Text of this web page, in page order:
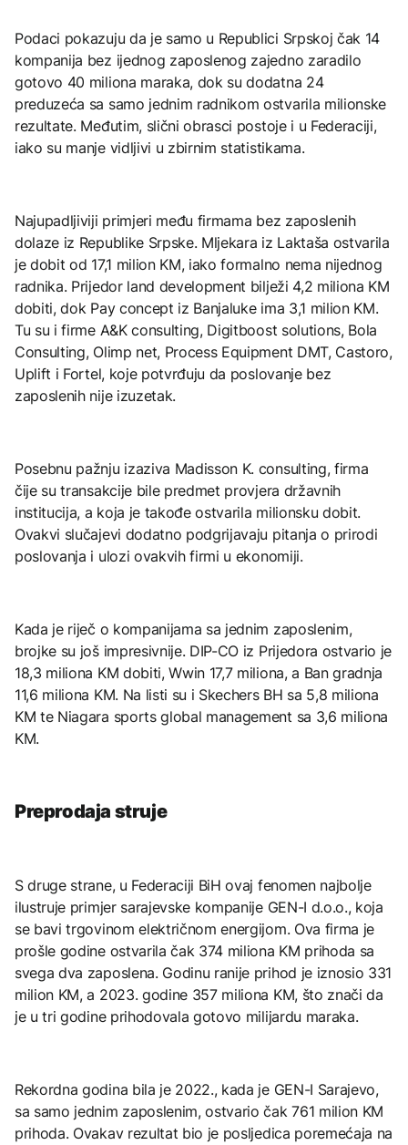
Podaci pokazuju da je samo u Republici Srpskoj čak 14
kompanija bez ijednog zaposlenog zajedno zaradilo
gotovo 40 miliona maraka, dok su dodatna 24
preduzeća sa samo jednim radnikom ostvarila milionske
rezultate. Međutim, slični obrasci postoje i u Federaciji,
iako su manje vidljivi u zbirnim statistikama.
Najupadljiviji primjeri među firmama bez zaposlenih
dolaze iz Republike Srpske. Mljekara iz Laktaša ostvarila
je dobit od 17,1 milion KM, iako formalno nema nijednog
radnika. Prijedor land development bilježi 4,2 miliona KM
dobiti, dok Pay concept iz Banjaluke ima 3,1 milion KM.
Tu su i firme A&K consulting, Digitboost solutions, Bola
Consulting, Olimp net, Process Equipment DMT, Castoro,
Uplift i Fortel, koje potvrđuju da poslovanje bez
zaposlenih nije izuzetak.
Posebnu pažnju izaziva Madisson K. consulting, firma
čije su transakcije bile predmet provjera državnih
institucija, a koja je takođe ostvarila milionsku dobit.
Ovakvi slučajevi dodatno podgrijavaju pitanja o prirodi
poslovanja i ulozi ovakvih firmi u ekonomiji.
Kada je riječ o kompanijama sa jednim zaposlenim,
brojke su još impresivnije. DIP-CO iz Prijedora ostvario je
18,3 miliona KM dobiti, Wwin 17,7 miliona, a Ban gradnja
11,6 miliona KM. Na listi su i Skechers BH sa 5,8 miliona
KM te Niagara sports global management sa 3,6 miliona
KM.
Preprodaja struje
S druge strane, u Federaciji BiH ovaj fenomen najbolje
ilustruje primjer sarajevske kompanije GEN-I d.o.o., koja
se bavi trgovinom električnom energijom. Ova firma je
prošle godine ostvarila čak 374 miliona KM prihoda sa
svega dva zaposlena. Godinu ranije prihod je iznosio 331
milion KM, a 2023. godine 357 miliona KM, što znači da
je u tri godine prihodovala gotovo milijardu maraka.
Rekordna godina bila je 2022., kada je GEN-I Sarajevo,
sa samo jednim zaposlenim, ostvario čak 761 milion KM
prihoda. Ovakav rezultat bio je posljedica poremećaja na